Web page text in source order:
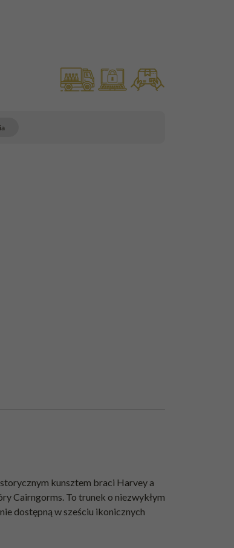
kunsztem braci Harvey a
Cairngorms. To trunek o niezwykłym
dostępną w sześciu ikonicznych